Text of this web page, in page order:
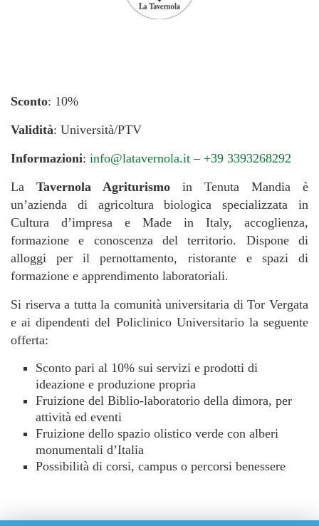
Sconto: 10%
Validità: Università/PTV
Informazioni: info@latavernola.it – +39 3393268292
La Tavernola Agriturismo in Tenuta Mandia è
un’azienda di agricoltura biologica specializzata in
Cultura d’impresa e Made in Italy, accoglienza,
formazione e conoscenza del territorio. Dispone di
alloggi per il pernottamento, ristorante e spazi di
formazione e apprendimento laboratoriali.
Si riserva a tutta la comunità universitaria di Tor Vergata
e ai dipendenti del Policlinico Universitario la seguente
offerta:
Sconto pari al 10% sui servizi e prodotti di
ideazione e produzione propria
Fruizione del Biblio-laboratorio della dimora, per
attività ed eventi
Fruizione dello spazio olistico verde con alberi
monumentali d’Italia
Possibilità di corsi, campus o percorsi benessere